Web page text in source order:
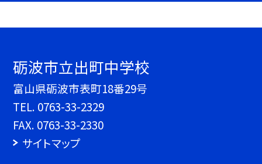
砺波市立出町中学校
富山県砺波市表町18番29号
TEL. 0763-33-2329
FAX. 0763-33-2330
サイトマップ